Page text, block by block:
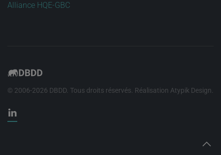
Alliance HQE-GBC
© 2006-2026 DBDD. Tous droits réservés. Réalisation Atypik Design